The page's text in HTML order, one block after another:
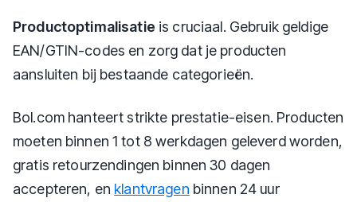
Productoptimalisatie is cruciaal. Gebruik geldige
EAN/GTIN-codes en zorg dat je producten
aansluiten bij bestaande categorieën.
Bol.com hanteert strikte prestatie-eisen. Producten
moeten binnen 1 tot 8 werkdagen geleverd worden,
gratis retourzendingen binnen 30 dagen
accepteren, en klantvragen binnen 24 uur